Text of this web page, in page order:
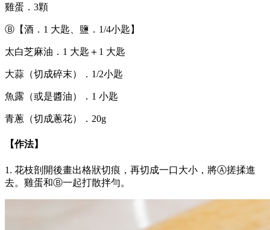
雞蛋．3顆
Ⓑ【酒．1 大匙、鹽．1/4小匙】
太白芝麻油．1 大匙＋1 大匙
大蒜（切成碎末）．1/2小匙
魚露（或是醬油）．1 小匙
青蔥（切成蔥花）．20g
【作法】
1. 花枝剖開後畫出格狀切痕，再切成一口大小，將Ⓐ搓揉進
去。雞蛋和Ⓑ一起打散拌勻。